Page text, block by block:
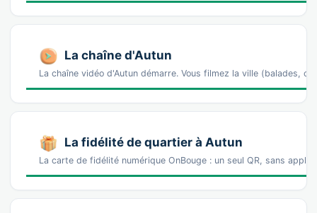
La chaîne d'Autun
La chaîne vidéo d'Autun démarre. Vous filmez la ville (balades,
La fidélité de quartier à Autun
La carte de fidélité numérique OnBouge : un seul QR, sans appli